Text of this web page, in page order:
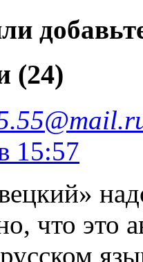
(24)
15:57
что это